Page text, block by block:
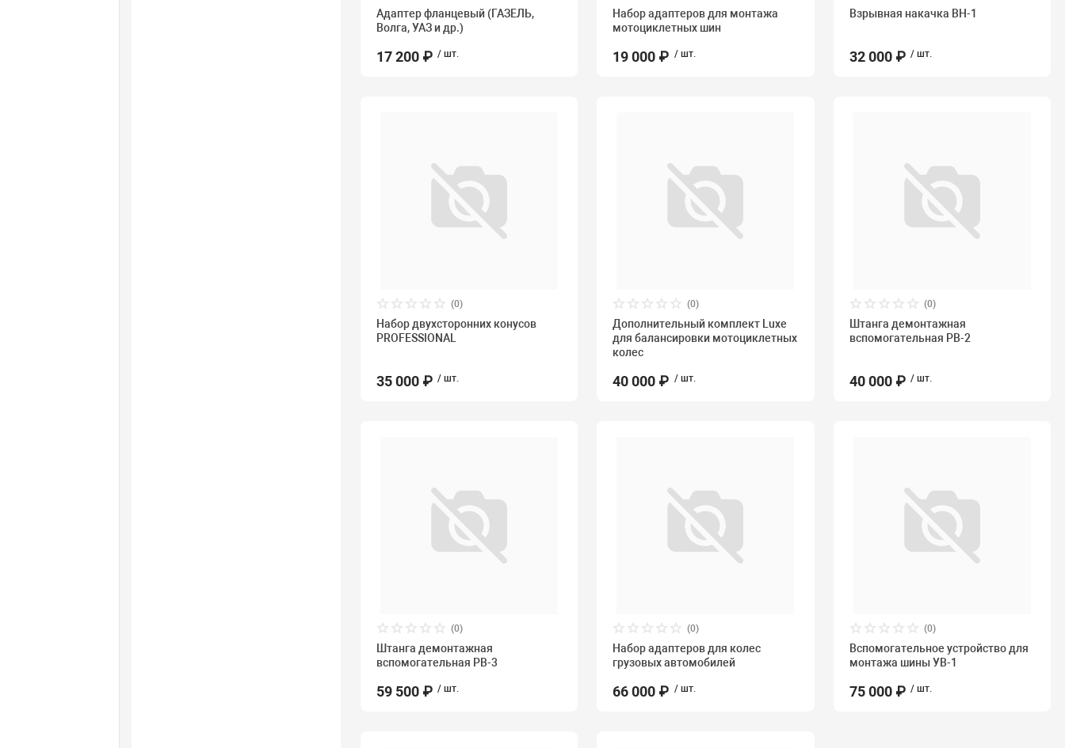
Адаптер фланцевый (ГАЗЕЛЬ,
Волга, УАЗ и др.)
17 200 ₽ / шт.
Набор адаптеров для монтажа
мотоциклетных шин
19 000 ₽ / шт.
Взрывная накачка ВН-1
32 000 ₽ / шт.
(0)
Набор двухсторонних конусов
PROFESSIONAL
35 000 ₽ / шт.
(0)
Дополнительный комплект Luxe
для балансировки мотоциклетных
колес
40 000 ₽ / шт.
(0)
Штанга демонтажная
вспомогательная РВ-2
40 000 ₽ / шт.
(0)
Штанга демонтажная
вспомогательная РВ-3
59 500 ₽ / шт.
(0)
Набор адаптеров для колес
грузовых автомобилей
66 000 ₽ / шт.
(0)
Вспомогательное устройство для
монтажа шины УВ-1
75 000 ₽ / шт.